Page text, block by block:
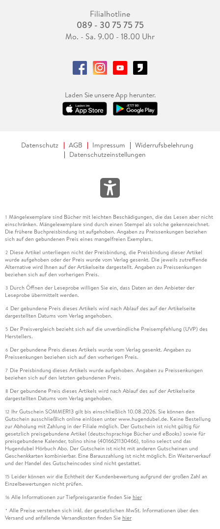
Filialhotline
089 - 30 75 75 75
Mo. - Sa. 9.00 - 18.00 Uhr
Laden Sie unsere App herunter.
Datenschutz AGB Impressum
Widerrufsbelehrung
Datenschutzeinstellungen
1 Mängelexemplare sind Bücher mit leichten Beschädigungen, die das Lesen aber nicht
einschränken. Mängelexemplare sind durch einen Stempel als solche gekennzeichnet.
Die frühere Buchpreisbindung ist aufgehoben. Angaben zu Preissenkungen beziehen
sich auf den gebundenen Preis eines mangelfreien Exemplars.
2 Diese Artikel unterliegen nicht der Preisbindung, die Preisbindung dieser Artikel
wurde aufgehoben oder der Preis wurde vom Verlag gesenkt. Die jeweils zutreffende
Alternative wird Ihnen auf der Artikelseite dargestellt. Angaben zu Preissenkungen
beziehen sich auf den vorherigen Preis.
3 Durch Öffnen der Leseprobe willigen Sie ein, dass Daten an den Anbieter der
Leseprobe übermittelt werden.
4 Der gebundene Preis dieses Artikels wird nach Ablauf des auf der Artikelseite
dargestellten Datums vom Verlag angehoben.
5 Der Preisvergleich bezieht sich auf die unverbindliche Preisempfehlung (UVP) des
Herstellers.
6 Der gebundene Preis dieses Artikels wurde vom Verlag gesenkt. Angaben zu
Preissenkungen beziehen sich auf den vorherigen Preis.
7 Die Preisbindung dieses Artikels wurde aufgehoben. Angaben zu Preissenkungen
beziehen sich auf den letzten gebundenen Preis.
8 Der gebundene Preis dieses Artikels wird nach Ablauf des auf der Artikelseite
dargestellten Datums vom Verlag angehoben.
12 Ihr Gutschein SOMMER13 gilt bis einschließlich 10.08.2026. Sie können den
Gutschein ausschließlich online einlösen unter www.hugendubel.de. Keine Bestellung
zur Abholung mit Zahlung in der Filiale möglich. Der Gutschein ist nicht gültig für
gesetzlich preisgebundene Artikel (deutschsprachige Bücher und eBooks) sowie für
preisgebundene Kalender, tolino shine (4016621130466), tolino select und das
Hugendubel Hörbuch Abo. Der Gutschein ist nicht mit anderen Gutscheinen und
Geschenkkarten kombinierbar. Eine Barauszahlung ist nicht möglich. Ein Weiterverkauf
und der Handel des Gutscheincodes sind nicht gestattet.
15 Leider können wir die Echtheit der Kundenbewertung aufgrund der großen Zahl an
Einzelbewertungen nicht prüfen.
16 Alle Informationen zur Tiefpreisgarantie finden Sie hier
* Alle Preise verstehen sich inkl. der gesetzlichen MwSt. Informationen über den
Versand und anfallende Versandkosten finden Sie hier